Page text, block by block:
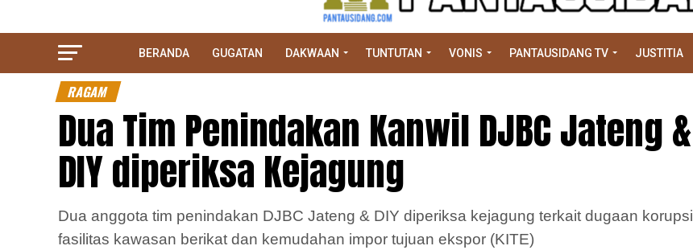
BERANDA GUGATAN DAKWAAN TUNTUTAN VONIS PANTAUSIDANG TV JUSTITIA
RAGAM
Dua Tim Penindakan Kanwil DJBC Jateng &
DIY diperiksa Kejagung
Dua anggota tim penindakan DJBC Jateng & DIY diperiksa kejagung terkait dugaan korupsi
fasilitas kawasan berikat dan kemudahan impor tujuan ekspor (KITE)